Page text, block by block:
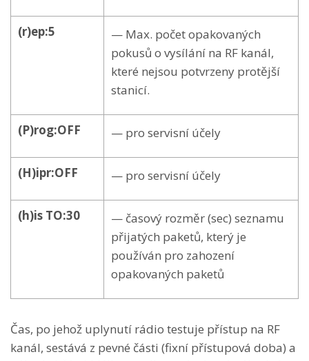
(r)ep:5
— Max. počet opakovaných
pokusů o vysílání na RF kanál,
které nejsou potvrzeny protější
stanicí.
(P)rog:OFF — pro servisní účely
(H)ipr:OFF — pro servisní účely
(h)is TO:30
— časový rozměr (sec) seznamu
přijatých paketů, který je
používán pro zahození
opakovaných paketů
Čas, po jehož uplynutí rádio testuje přístup na RF
kanál, sestává z pevné části (fixní přístupová doba) a